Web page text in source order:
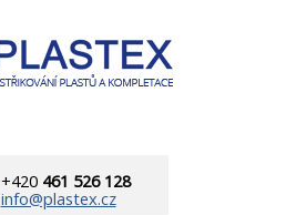
+420 461 526 128
info@plastex.cz